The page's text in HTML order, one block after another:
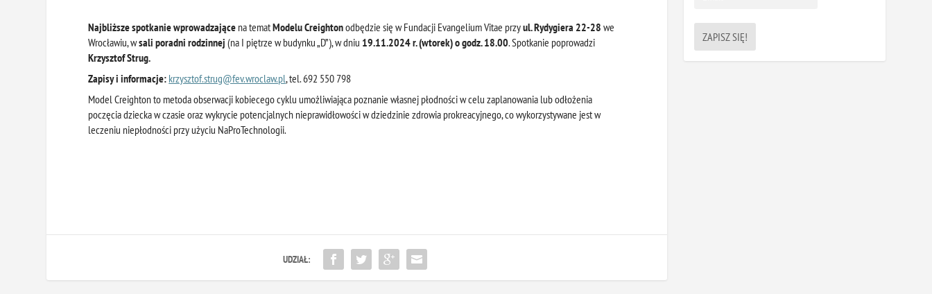
Najbliższe spotkanie wprowadzające na tematModelu Creightonodbędzie się w Fundacji Evangelium Vitae przyul. Rydygiera 22-28 we
Wrocławiu, wsali poradni rodzinnej(na I piętrze w budynku „D”), w dniu 19.11.2024 r. (wtorek) ogodz. 18.00. Spotkanie poprowadzi
Krzysztof Strug.
Zapisy i informacje: krzysztof.strug@fev.wroclaw.pl, tel. 692 550 798
Model Creighton to metoda obserwacji kobiecego cyklu umożliwiająca poznanie własnej płodności w celu zaplanowania lub odłożenia
poczęcia dziecka w czasie oraz wykrycie potencjalnych nieprawidłowości w dziedzinie zdrowia prokreacyjnego, co wykorzystywane jest w
leczeniu niepłodności przy użyciu NaProTechnologii.
UDZIAŁ: